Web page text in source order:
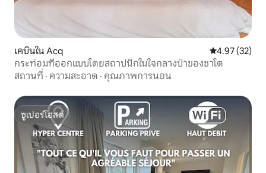
เคบินใน Acq คะแนนเฉลี่ย
4.97 (32)
กระท่อมที่ออกแบบโดยสถาปนิกในใจกลางป่าของชาโต
สถานที่ · ความสะอาด · คุณภาพการนอน
ซูเปอร์โฮสต์
ซูเปอร์โฮสต์